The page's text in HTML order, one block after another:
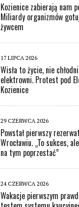
Kozienice zabierają nam
Miliardy organizmów
żywcem
17 LIPCA 2026
Wisła to życie, nie
elektrowni. Protest pod
Kozienice
29 CZERWCA 2026
Powstał pierwszy
Wrocławiu. „To sukces,
na tym poprzestać”
24 CZERWCA 2026
Wakacje pierwszym